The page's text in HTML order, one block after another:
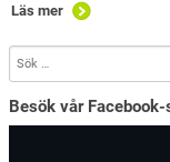
Läs mer
Besök vår